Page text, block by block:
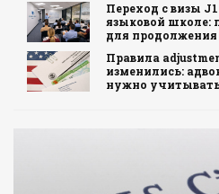
Переход с визы
языковой школе:
для продолжения
Правила
изменились:
нужно